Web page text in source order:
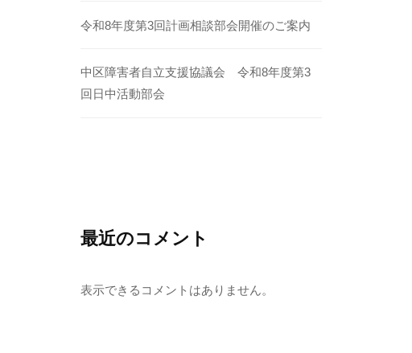
令和8年度第3回計画相談部会開催のご案内
中区障害者自立支援協議会 令和8年度第3
回日中活動部会
最近のコメント
表示できるコメントはありません。